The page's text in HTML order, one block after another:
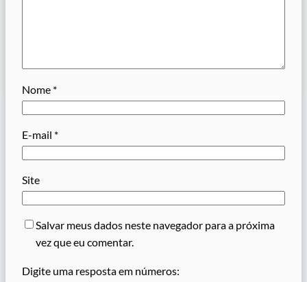
Nome *
E-mail *
Site
Salvar meus dados neste navegador para a próxima
vez que eu comentar.
Digite uma resposta em números: